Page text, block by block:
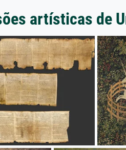
artísticas de